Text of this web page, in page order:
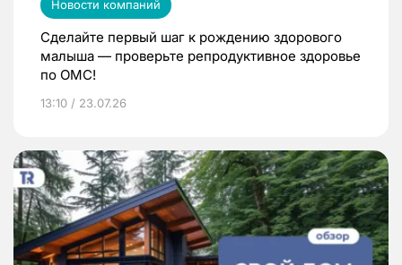
Новости компаний
Сделайте первый шаг к рождению здорового
малыша — проверьте репродуктивное здоровье
по ОМС!
13:10 / 23.07.26